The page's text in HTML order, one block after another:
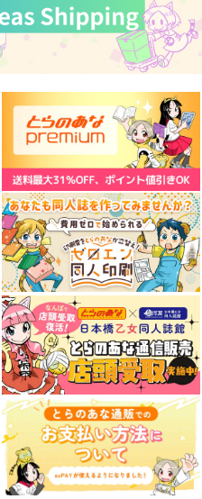
ル
細
サンプル
作品詳細
のね
）
ルク
ル
細